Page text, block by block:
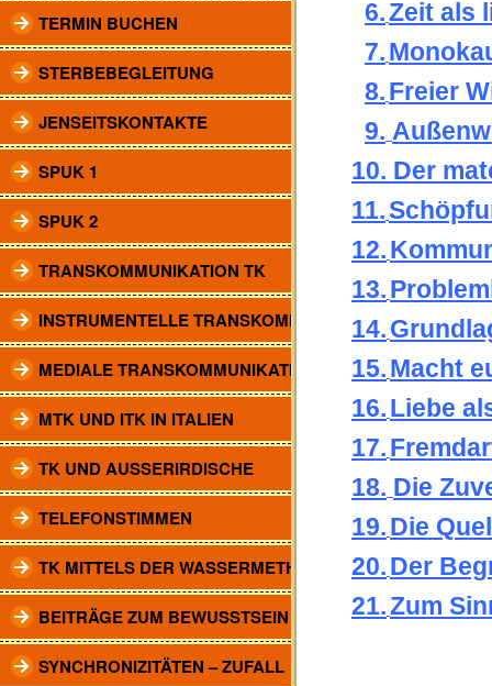
TERMIN BUCHEN
STERBEBEGLEITUNG
JENSEITSKONTAKTE
SPUK 1
SPUK 2
TRANSKOMMUNIKATION TK
INSTRUMENTELLE TRANSKOMM.
MEDIALE TRANSKOMMUNIKATION
MTK UND ITK IN ITALIEN
TK UND AUSSERIRDISCHE
TELEFONSTIMMEN
TK MITTELS DER WASSERMETHODE
BEITRÄGE ZUM BEWUSSTSEIN
SYNCHRONIZITÄTEN – ZUFALL
6.Zeit als
7.
8. Freier
9.
10. Der
11.
12.
13.
14.
15. Macht
16. Liebe
17.
18. Die
19. Die
20. Der
21.Zum